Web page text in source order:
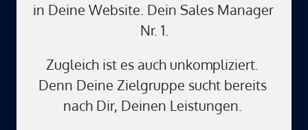
in Deine Website. Dein Sales Manager
Nr. 1.
Zugleich ist es auch unkompliziert.
Denn Deine Zielgruppe sucht bereits
nach Dir, Deinen Leistungen.